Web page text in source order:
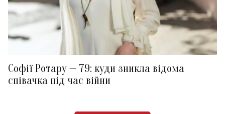
Софії Ротару — 79: куди зникла відома
співачка під час війни